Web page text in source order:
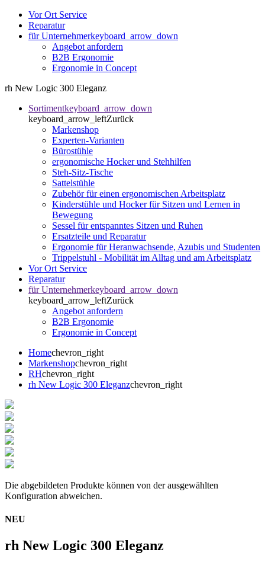
Vor Ort Service
Reparatur
für Unternehmerkeyboard_arrow_down
Angebot anfordern
B2B Ergonomie
Ergonomie in Concept
rh New Logic 300 Eleganz
Sortimentkeyboard_arrow_down
keyboard_arrow_leftZurück
Markenshop
Experten-Varianten
Bürostühle
ergonomische Hocker und Stehhilfen
Steh-Sitz-Tische
Sattelstühle
Zubehör für einen ergonomischen Arbeitsplatz
Kinderstühle und Hocker für Sitzen und Lernen in
Bewegung
Sessel für entspanntes Sitzen und Ruhen
Ersatzteile und Reparatur
Ergonomie für Heranwachsende, Azubis und Studenten
Trippelstuhl - Mobilität im Alltag und am Arbeitsplatz
Vor Ort Service
Reparatur
für Unternehmerkeyboard_arrow_down
keyboard_arrow_leftZurück
Angebot anfordern
B2B Ergonomie
Ergonomie in Concept
Homechevron_right
Markenshopchevron_right
RHchevron_right
rh New Logic 300 Eleganzchevron_right
Die abgebildeten Produkte können von der ausgewählten
Konfiguration abweichen.
NEU
rh New Logic 300 Eleganz